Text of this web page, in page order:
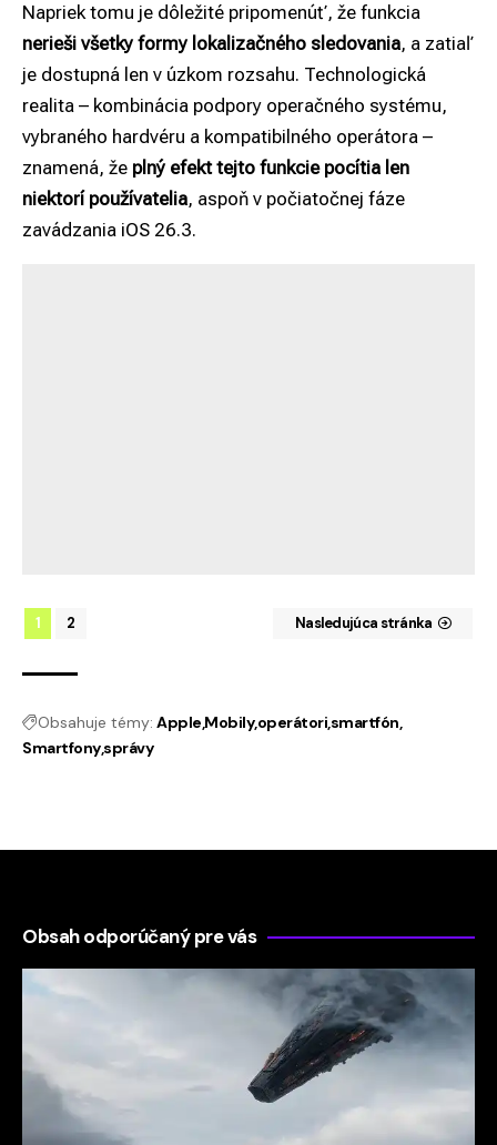
Napriek tomu je dôležité pripomenúť, že funkcia
nerieši všetky formy lokalizačného sledovania, a zatiaľ
je dostupná len v úzkom rozsahu. Technologická
realita – kombinácia podpory operačného systému,
vybraného hardvéru a kompatibilného operátora –
znamená, že plný efekt tejto funkcie pocítia len
niektorí používatelia, aspoň v počiatočnej fáze
zavádzania iOS 26.3.
1 2 Nasledujúca stránka
Obsahuje témy: AppleMobilyoperátorismartfón
Smartfonysprávy
Obsah odporúčaný pre vás